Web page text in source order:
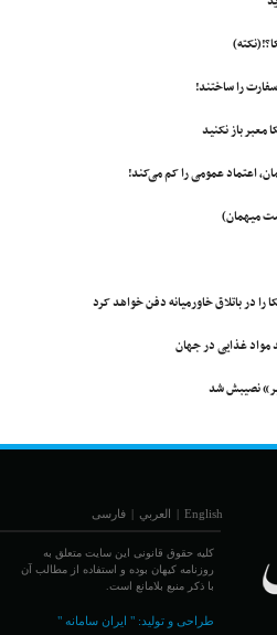
را ساختند!
معبر باز نکنید
اعتماد عمومی را کم می‌کند!
میهمان)
را در باتلاق خاورمیانه دفن خواهد کرد
مواد غذایی در جهان
نصیبش شد
English
| العربي | فارسی
کلیه حقوق قانونی این سایت متعلق به
روزنامه کیهان بوده و استفاده از مطالب آن
با ذکر منبع بلامانع است.
طراحی و تولید:" ایران سامانه "